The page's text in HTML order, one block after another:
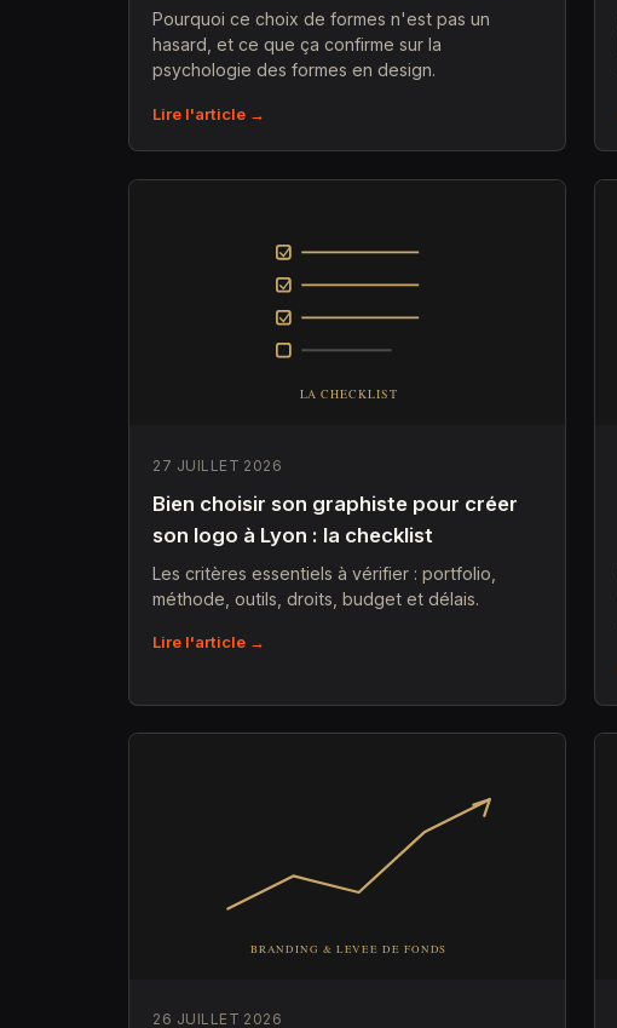
Pourquoi ce choix de formes n'est pas un
hasard, et ce que ça confirme sur la
psychologie des formes en design.
Lire l'article →
27 JUILLET 2026
Bien choisir son graphiste pour créer
son logo à Lyon : la checklist
Les critères essentiels à vérifier : portfolio,
méthode, outils, droits, budget et délais.
Lire l'article →
26 JUILLET 2026